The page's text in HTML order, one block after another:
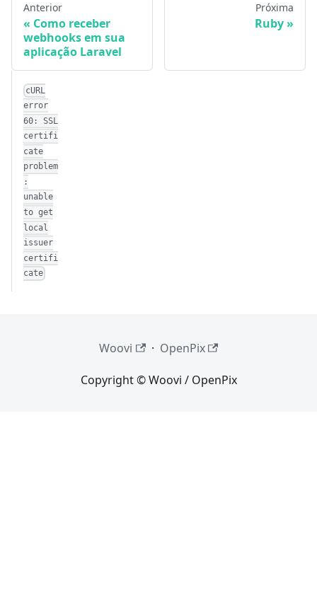
Anterior
Como receber
webhooks em sua
aplicação Laravel
Próxima
Ruby
cURL
error
60: SSL
certifi
cate
problem
:
unable
to get
local
issuer
certifi
cate
Woovi · OpenPix
Copyright © Woovi / OpenPix